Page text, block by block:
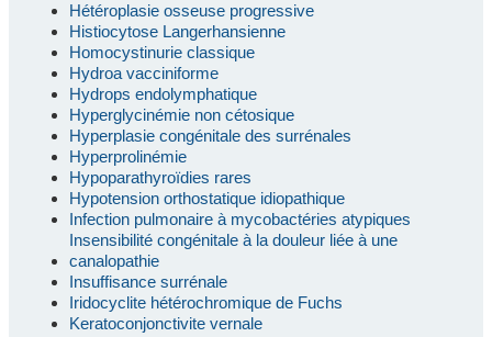
Hétéroplasie osseuse progressive
Histiocytose Langerhansienne
Homocystinurie classique
Hydroa vacciniforme
Hydrops endolymphatique
Hyperglycinémie non cétosique
Hyperplasie congénitale des surrénales
Hyperprolinémie
Hypoparathyroïdies rares
Hypotension orthostatique idiopathique
Infection pulmonaire à mycobactéries atypiques
Insensibilité congénitale à la douleur liée à une
canalopathie
Insuffisance surrénale
Iridocyclite hétérochromique de Fuchs
Keratoconjonctivite vernale